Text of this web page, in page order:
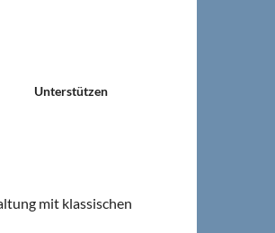
Unterstützen
mit klassischen